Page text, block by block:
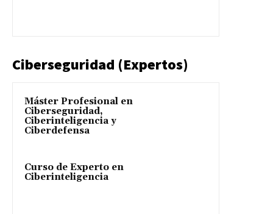
Ciberseguridad (Expertos)
Máster Profesional en
Ciberseguridad,
Ciberinteligencia y
Ciberdefensa
Curso de Experto en
Ciberinteligencia